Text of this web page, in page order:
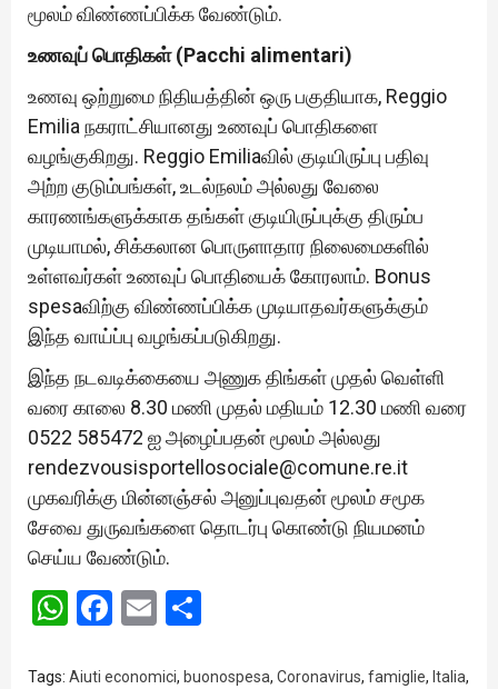
மூலம் விண்ணப்பிக்க வேண்டும்.
உணவுப் பொதிகள் (Pacchi alimentari)
உணவு ஒற்றுமை நிதியத்தின் ஒரு பகுதியாக, Reggio
Emilia நகராட்சியானது உணவுப் பொதிகளை
வழங்குகிறது. Reggio Emiliaவில் குடியிருப்பு பதிவு
அற்ற குடும்பங்கள், உடல்நலம் அல்லது வேலை
காரணங்களுக்காக தங்கள் குடியிருப்புக்கு திரும்ப
முடியாமல், சிக்கலான பொருளாதார நிலைமைகளில்
உள்ளவர்கள் உணவுப் பொதியைக் கோரலாம். Bonus
spesaவிற்கு விண்ணப்பிக்க முடியாதவர்களுக்கும்
இந்த வாய்ப்பு வழங்கப்படுகிறது.
இந்த நடவடிக்கையை அணுக திங்கள் முதல் வெள்ளி
வரை காலை 8.30 மணி முதல் மதியம் 12.30 மணி வரை
0522 585472 ஐ அழைப்பதன் மூலம் அல்லது
rendezvousisportellosociale@comune.re.it
முகவரிக்கு மின்னஞ்சல் அனுப்புவதன் மூலம் சமூக
சேவை துருவங்களை தொடர்பு கொண்டு நியமனம்
செய்ய வேண்டும்.
WhatsApp
Facebook
Email
Tags: Aiuti economici, buonospesa, Coronavirus, famiglie, Italia,